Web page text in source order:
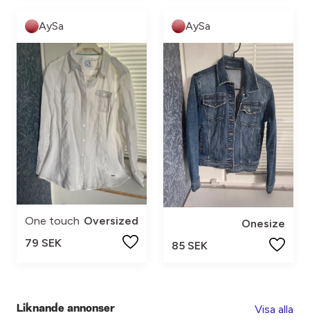
AySa
One touch Oversized
79 SEK
AySa
Onesize
85 SEK
Liknande annonser Visa alla